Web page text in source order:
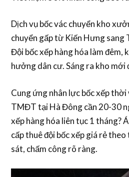
Dịch vụ bốc vác chuyển kho
chuyển gấp từ Kiến Hưng sang
Độibốc xếp hàng hóa làm đêm,
hưởng dân cư. Sáng ra kho mới
Cung ứng nhân lực bốc xếp thời
TMĐT tại Hà Đông cần 20-30
xếp hàng hóa liên tục 1 tháng?
cấpthuê đội bốc xếp giá rẻtheo
sát, chấm công rõ ràng.